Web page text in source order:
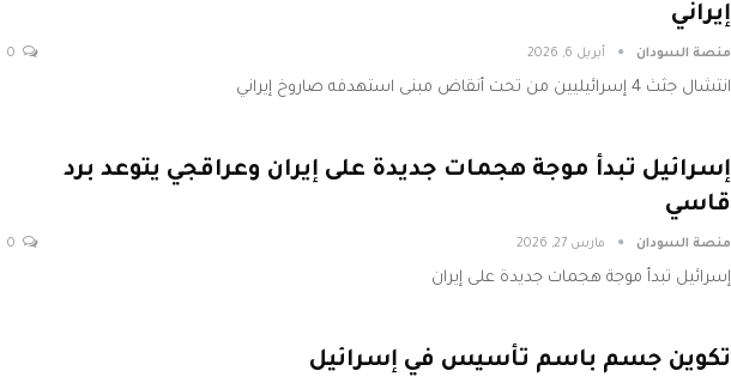
إيراني
منصة السودان أبريل 6, 2026
انتشال جثث 4 إسرائيليين من تحت أنقاض مبنى استهدفه صاروخ إيراني
إسرائيل تبدأ موجة هجمات جديدة على إيران وعراقجي يتوعد برد
قاسي
منصة السودان مارس 27, 2026
إسرائيل تبدأ موجة هجمات جديدة على إيران
تكوين جسم باسم تأسيس في إسرائيل